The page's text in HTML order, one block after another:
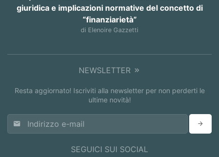
giuridica e implicazioni normative del concetto di
“finanziarietà”
di Elenoire Gazzetti
NEWSLETTER
Resta aggiornato! Iscriviti alla newsletter per non perderti le
ultime novità!
SEGUICI SUI SOCIAL